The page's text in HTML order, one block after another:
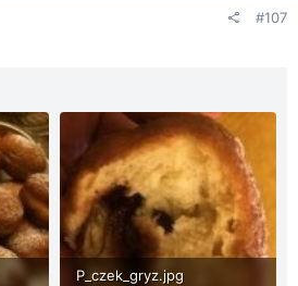
#107
P_czek_gryz.jpg